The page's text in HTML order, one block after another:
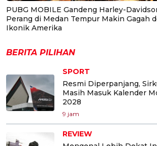
PUBG MOBILE Gandeng Harley-
Perang di Medan Tempur Makin Gagah
Ikonik Amerika
BERITA PILIHAN
SPORT
Resmi Diperpanjang,
Masih Masuk Kalender
2028
9 jam
REVIEW